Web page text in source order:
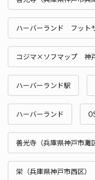
ハーバーランド フット
コジマ×ソフマップ 神
ハーバーランド駅
ハーバーランド
善光寺（兵庫県神戸市灘
栄（兵庫県神戸市西区）